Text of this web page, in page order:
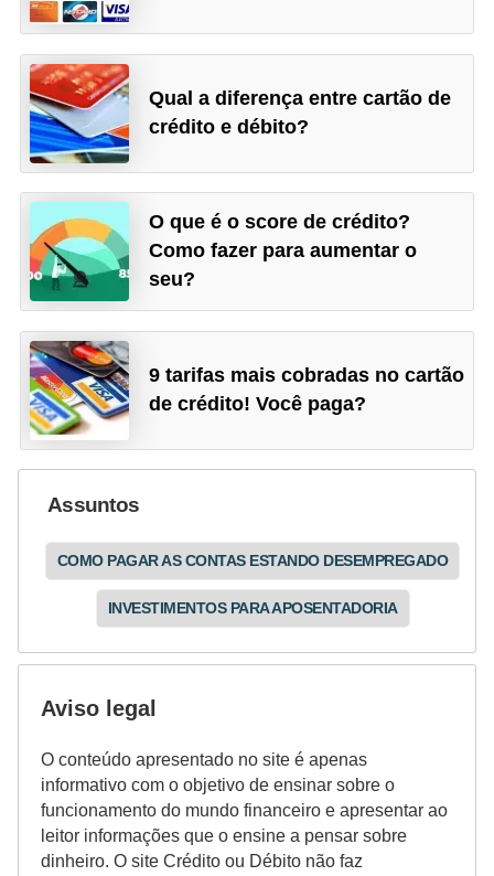
Qual a diferença entre cartão de
crédito e débito?
O que é o score de crédito?
Como fazer para aumentar o
seu?
9 tarifas mais cobradas no cartão
de crédito! Você paga?
Assuntos
COMO PAGAR AS CONTAS ESTANDO DESEMPREGADO
INVESTIMENTOS PARA APOSENTADORIA
Aviso legal
O conteúdo apresentado no site é apenas
informativo com o objetivo de ensinar sobre o
funcionamento do mundo financeiro e apresentar ao
leitor informações que o ensine a pensar sobre
dinheiro. O site Crédito ou Débito não faz